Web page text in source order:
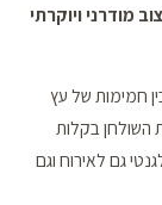
מודרני ויוקרתי
חמימות של עץ
השולחן בקלות
אלגנטי גם לאירוח וגם